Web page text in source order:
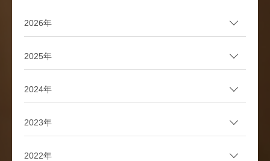
2026年
2025年
2024年
2023年
2022年